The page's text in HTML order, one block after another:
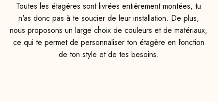
Toutes les étagères sont livrées entièrement montées, tu
n'as donc pas à te soucier de leur installation. De plus,
nous proposons un large choix de couleurs et de matériaux,
ce qui te permet de personnaliser ton étagère en fonction
de ton style et de tes besoins.